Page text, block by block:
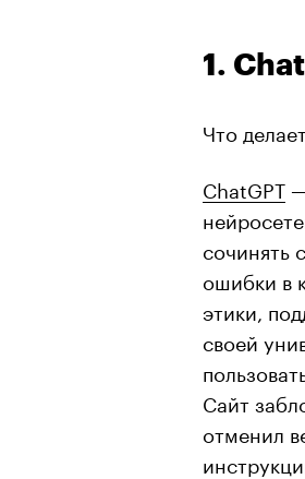
1.
Что
ChatGPT
сочинять
ошибки в
этики,
своей
Сайт
отменил